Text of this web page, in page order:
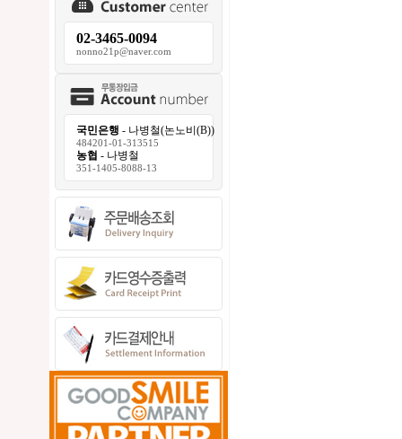
02-3465-0094
nonno21p@naver.com
국민은행 - 나병철(논노비(B))
484201-01-313515
농협 - 나병철
351-1405-8088-13